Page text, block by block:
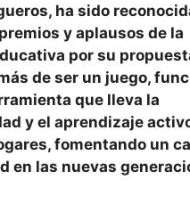
ha sido
y aplausos de la
por su
de ser un juego,
que lleva la
y el aprendizaje
fomentando un
en las nuevas